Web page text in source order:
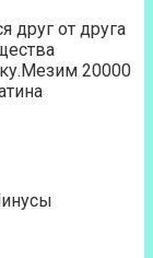
друг от друга
20000